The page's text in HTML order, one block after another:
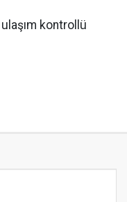
kontrollü